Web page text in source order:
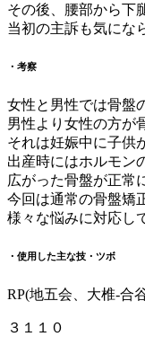
その後、腰部から下
当初の主訴も気にな
・考察
女性と男性では骨盤
男性より女性の方が
それは妊娠中に子供
出産時にはホルモン
広がった骨盤が正常
今回は通常の骨盤矯
様々な悩みに対応し
・使用した主な技・ツボ
RP(地五会、大椎-合
３１１０